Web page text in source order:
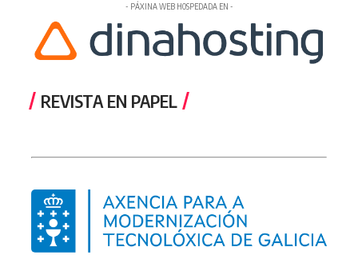
- PÁXINA WEB HOSPEDADA EN -
REVISTA EN PAPEL